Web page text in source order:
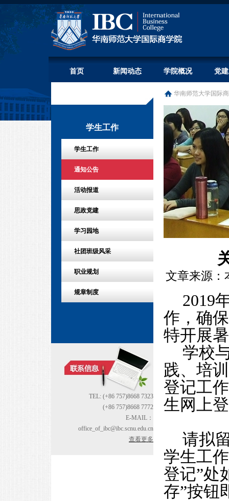
首页 新闻动态 学院概况 党
学生工作
学生工作
通知公告
活动报道
思政党建
学习园地
社团班级风采
职业规划
规章制度
TEL: (+86 757)8668 7323
(+86 757)8668 7772
E-MAIL：
office_of_ibc@ibc.scnu.edu.cn
查看更多
华南师范大学国际
文章来源
2019
作，确
特开展
学校
践、培
登记工
生网上
请拟
学生工
登记”处
存”按钮